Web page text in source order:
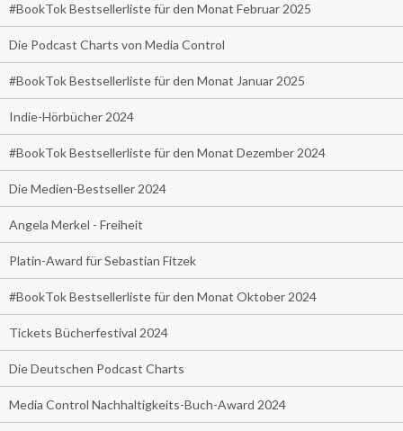
#BookTok Bestsellerliste für den Monat Februar 2025
Die Podcast Charts von Media Control
#BookTok Bestsellerliste für den Monat Januar 2025
Indie-Hörbücher 2024
#BookTok Bestsellerliste für den Monat Dezember 2024
Die Medien-Bestseller 2024
Angela Merkel - Freiheit
Platin-Award für Sebastian Fitzek
#BookTok Bestsellerliste für den Monat Oktober 2024
Tickets Bücherfestival 2024
Die Deutschen Podcast Charts
Media Control Nachhaltigkeits-Buch-Award 2024